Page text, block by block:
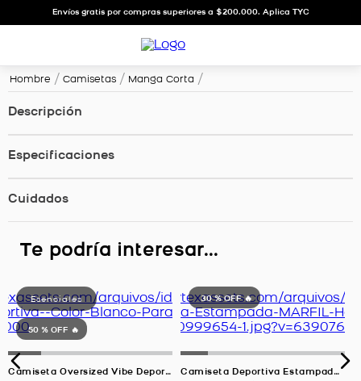
Envíos gratis por compras superiores a $200.000. Aplica TYC
Hombre Camisetas Manga Corta
Descripción
Especificaciones
Cuidados
Te podría interesar...
50 % OFF 🔥
Camiseta Oversized Vibe Deportiva, Color Blanco Para Hombre
30 % OFF 🔥
Camiseta Deportiva Estampada, Color MARFIL Para Hombre